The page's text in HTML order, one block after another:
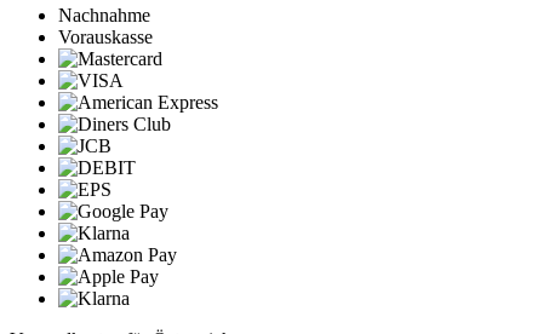
Nachnahme
Vorauskasse